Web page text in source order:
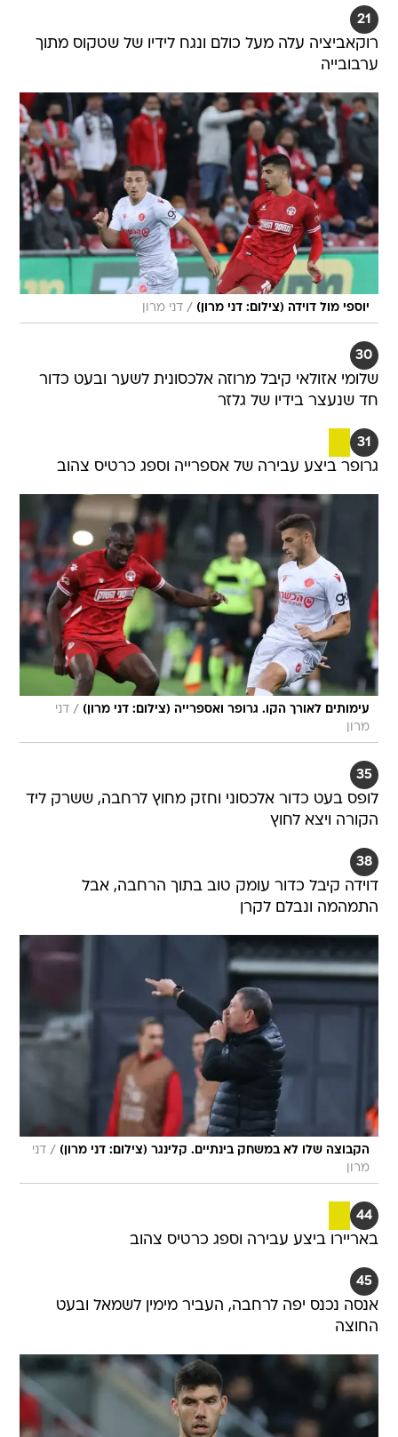
21
רוקאביציה עלה מעל כולם ונגח לידיו של שטקוס מתוך
ערבובייה
יוספי מול דוידה (צילום: דני מרון) / דני מרון
30
שלומי אזולאי קיבל מרוזה אלכסונית לשער ובעט כדור
חד שנעצר בידיו של גלזר
31
גרופר ביצע עבירה של אספרייה וספג כרטיס צהוב
עימותים לאורך הקו. גרופר ואספרייה (צילום: דני מרון) / דני
מרון
35
לופס בעט כדור אלכסוני וחזק מחוץ לרחבה, ששרק ליד
הקורה ויצא לחוץ
38
דוידה קיבל כדור עומק טוב בתוך הרחבה, אבל
התמהמה ונבלם לקרן
הקבוצה שלו לא במשחק בינתיים. קלינגר (צילום: דני מרון) / דני
מרון
44
באריירו ביצע עבירה וספג כרטיס צהוב
45
אנסה נכנס יפה לרחבה, העביר מימין לשמאל ובעט
החוצה